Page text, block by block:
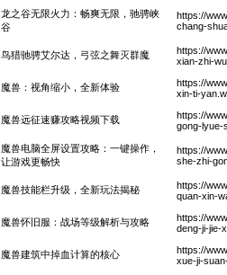
龙之谷无限火力：畅爽无限，驰骋峡
谷
https://
chang-
鸟猎驰骋艾尔达，弓弦之舞灭群魔
https://
xian-zhi-
魔兽：视角缩小，全新体验
https://
xin-ti-
魔兽远征速赚攻略视频下载
https://
gong-lyue-
魔兽电脑全屏设置攻略：一键操作，
让游戏更畅快
https://
she-zhi-
魔兽技能栏升级，全新玩法揭秘
https://
quan-xin-
魔兽怀旧服：战场等级解析与攻略
https://
deng-ji-jie-
魔兽建筑中掉血计算的核心
https://
xue-ji-